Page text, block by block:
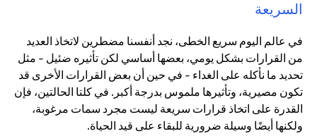
السريعة
في عالم اليوم سريع الخطى، نجد أنفسنا مضطرين لاتخاذ العديد
من القرارات بشكل يومي، بعضها أساسي لكن تأثيره ضئيل - مثل
تحديد ما نأكله على الغداء - في حين أن بعض القرارات الأخرى قد
تكون مصيرية، وتأثيرها ملموس بدرجة أكبر. في كلتا الحالتين، فإن
القدرة على اتخاذ قرارات سريعة ليست مجرد سمات مرغوبة،
ولكنها أيضًا وسيلة ضرورية للبقاء على قيد الحياة.